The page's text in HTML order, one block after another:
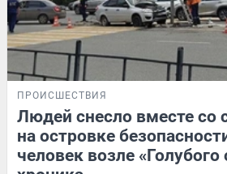
ПРОИСШЕСТВИЯ
Людей снесло вместе со
на островке
человек возле «Голубого